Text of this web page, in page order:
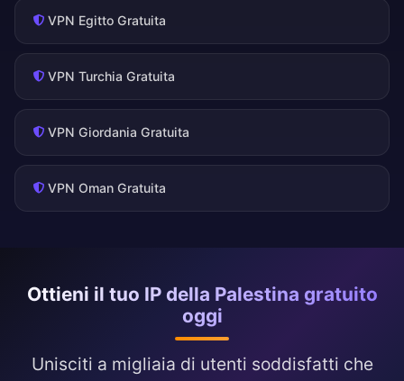
VPN Egitto Gratuita
VPN Turchia Gratuita
VPN Giordania Gratuita
VPN Oman Gratuita
Ottieni il tuo IP della Palestina gratuito
oggi
Unisciti a migliaia di utenti soddisfatti che